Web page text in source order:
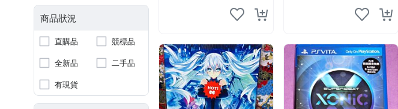
商品狀況
直購品
競標品
全新品
二手品
有現貨